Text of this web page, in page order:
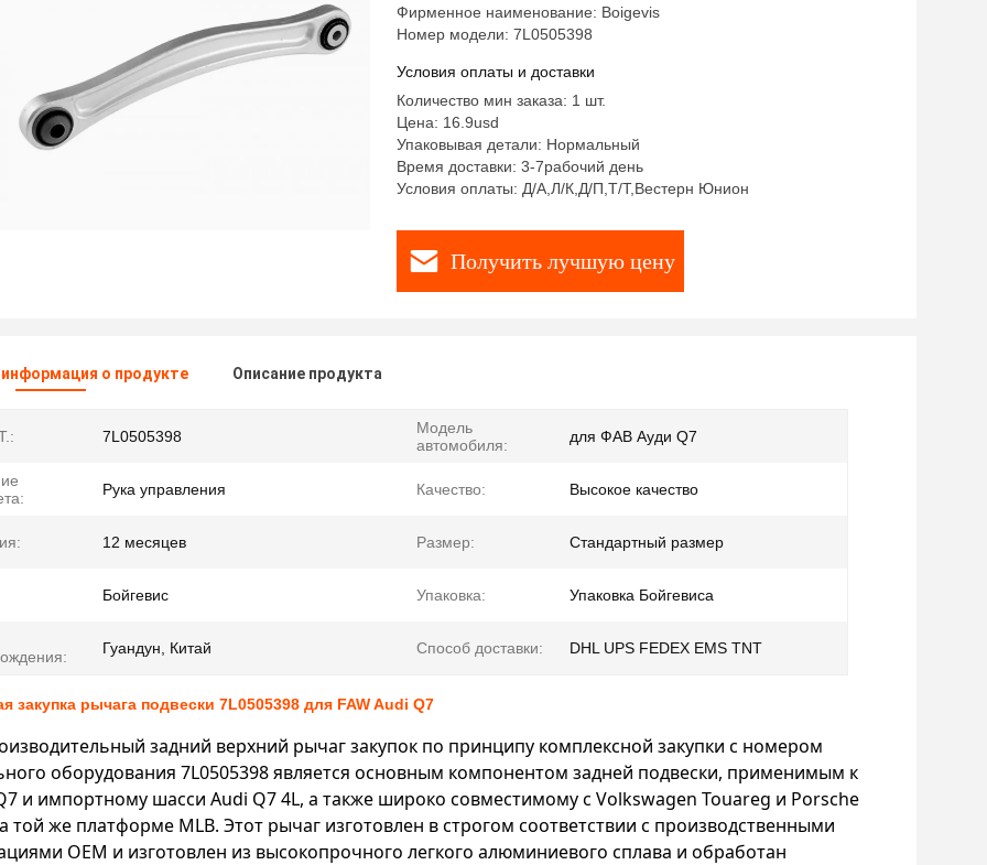
Фирменное наименование: Boigevis
Номер модели: 7L0505398
Условия оплаты и доставки
Количество мин заказа: 1 шт.
Цена: 16.9usd
Упаковывая детали: Нормальный
Время доставки: 3-7рабочий день
Условия оплаты: Д/А,Л/К,Д/П,Т/Т,Вестерн Юнион
Получить лучшую цену
о продукте Описание продукта
7L0505398
Модель
автомобиля:
для ФАВ Ауди Q7
Рука управления Качество: Высокое качество
12 месяцев Размер: Стандартный размер
Бойгевис Упаковка: Упаковка Бойгевиса
Гуандун, Китай Способ доставки: DHL UPS FEDEX EMS TNT
закупка рычага подвески 7L0505398 для FAW Audi Q7
задний верхний рычаг закупок по принципу комплексной закупки с номером
оборудования 7L0505398 является основным компонентом задней подвески, применимым к
и импортному шасси Audi Q7 4L, а также широко совместимому с Volkswagen Touareg и Porsche
той же платформе MLB. Этот рычаг изготовлен в строгом соответствии с производственными
OEM и изготовлен из высокопрочного легкого алюминиевого сплава и обработан